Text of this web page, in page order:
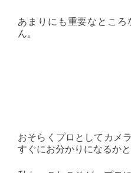
あまりにも重要なとこ
ん。
おそらくプロとしてカメ
すぐにお分かりになるかと